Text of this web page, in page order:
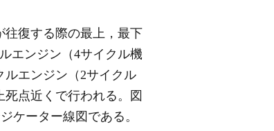
復する際の最上，最下
エンジン（4サイクル機
ルエンジン（2サイクル
点近くで行われる。図
ケーター線図である。